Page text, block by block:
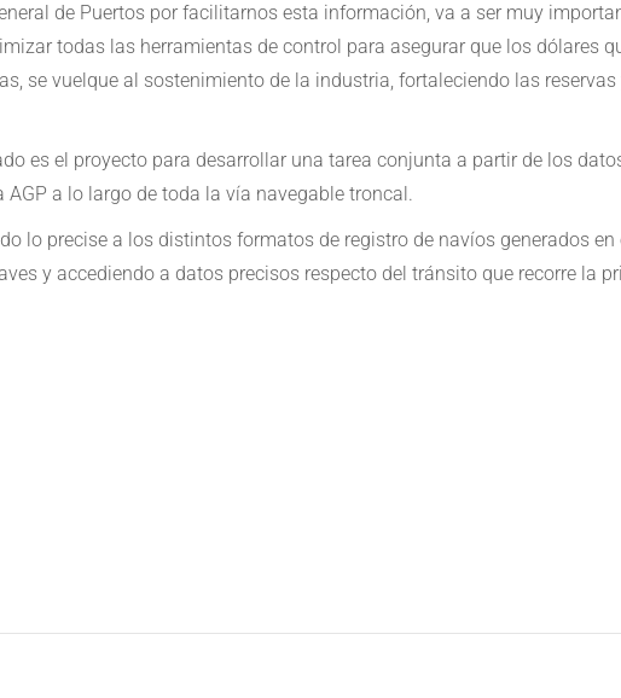
de Puertos por facilitarnos esta información, va a ser muy
todas las herramientas de control para asegurar que los dólares
se vuelque al sostenimiento de la industria, fortaleciendo las
es el proyecto para desarrollar una tarea conjunta a partir de los
AGP a lo largo de toda la vía navegable troncal.
lo precise a los distintos formatos de registro de navíos generados
y accediendo a datos precisos respecto del tránsito que recorre la